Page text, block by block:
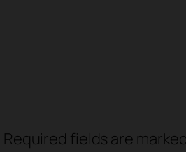
Required fields are marked